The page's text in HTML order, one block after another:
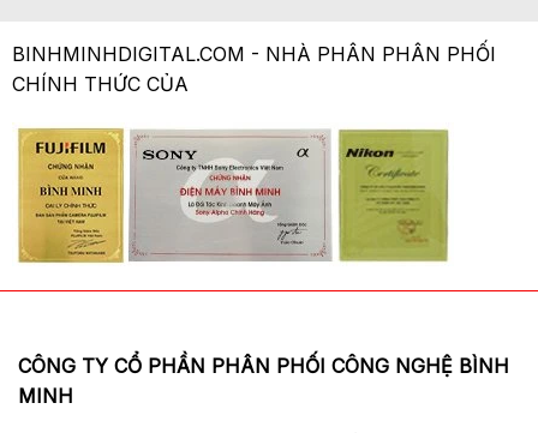
BINHMINHDIGITAL.COM - NHÀ PHÂN PHÂN PHỐI
CHÍNH THỨC CỦA
CÔNG TY CỔ PHẦN PHÂN PHỐI CÔNG NGHỆ BÌNH
MINH